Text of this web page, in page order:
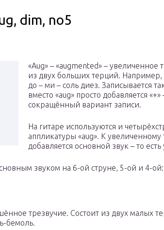
dim, no5
«Aug» – «augmented» – увеличенное
из двух больших терций. Например,
до – ми – соль диез. Записывается
вместо «aug» просто добавляется «+»
сокращённый вариант записи.
На гитаре используются и
аппликатуры «aug». К
добавляется основной звук – то есть
звуком на 6-ой струне, 5-ой и 4-ой:
трезвучие. Состоит из двух малых
бемоль.